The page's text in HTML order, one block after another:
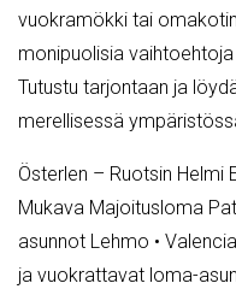
vuokramökki tai
monipuolisia
Tutustu tarjontaan ja
merellisessä
Österlen – Ruotsin Helmi
Mukava Majoitusloma
asunnot Lehmo •
ja vuokrattavat loma-